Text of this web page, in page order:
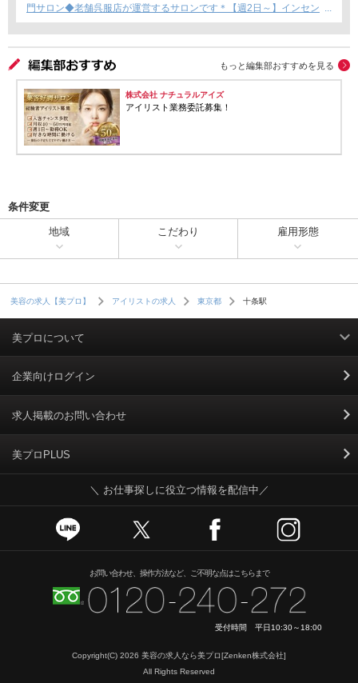
門サロン◆老舗呉服店が運営するサロンです＊【週2日～】インセン
ティブあり◎
もっと編集部おすすめを見る
株式会社 ナチュラルアイズ
アイリスト業務委託募集！
条件変更
地域 こだわり 雇用形態
美容の求人【美プロ】 アイリストの求人 東京都 十条駅
美プロについて
利用規約
掲載規約
個人情報保護ポリシー
個人情報のお取り扱いについて
Cookieポリシー
ニュースリリース
企業向けログイン
求人掲載のお問い合わせ
美プロPLUS
＼ お仕事探しに役立つ情報を配信中／
お問い合わせ、操作方法など、ご不明な点はこちらまで
受付時間 平日10:30～18:00
Copyright(C) 2026 美容の求人なら美プロ[Zenken株式会社]
All Rights Reserved